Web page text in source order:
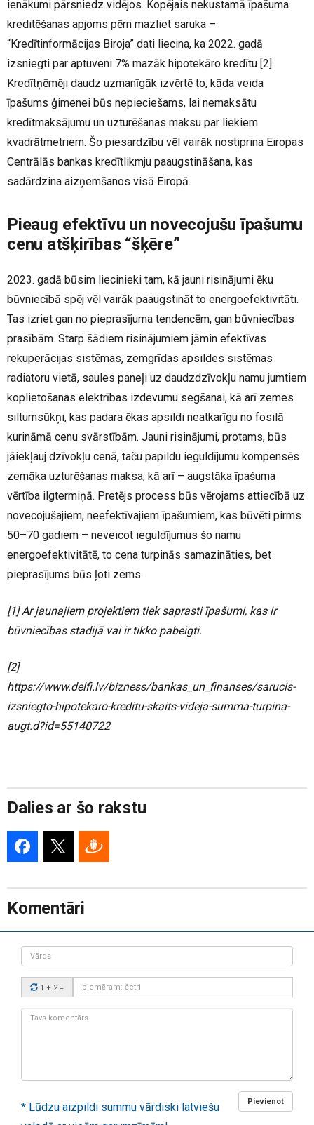
ienākumi pārsniedz vidējos. Kopējais nekustamā īpašuma
kreditēšanas apjoms pērn mazliet saruka –
“Kredītinformācijas Biroja” dati liecina, ka 2022. gadā
izsniegti par aptuveni 7% mazāk hipotekāro kredītu [2].
Kredītņēmēji daudz uzmanīgāk izvērtē to, kāda veida
īpašums ģimenei būs nepieciešams, lai nemaksātu
kredītmaksājumu un uzturēšanas maksu par liekiem
kvadrātmetriem. Šo piesardzību vēl vairāk nostiprina Eiropas
Centrālās bankas kredītlikmju paaugstināšana, kas
sadārdzina aizņemšanos visā Eiropā.
Pieaug efektīvu un novecojušu īpašumu
cenu atšķirības “šķēre”
2023. gadā būsim liecinieki tam, kā jauni risinājumi ēku
būvniecībā spēj vēl vairāk paaugstināt to energoefektivitāti.
Tas izriet gan no pieprasījuma tendencēm, gan būvniecības
prasībām. Starp šādiem risinājumiem jāmin efektīvas
rekuperācijas sistēmas, zemgrīdas apsildes sistēmas
radiatoru vietā, saules paneļi uz daudzdzīvokļu namu jumtiem
koplietošanas elektrības izdevumu segšanai, kā arī zemes
siltumsūkņi, kas padara ēkas apsildi neatkarīgu no fosilā
kurināmā cenu svārstībām. Jauni risinājumi, protams, būs
jāiekļauj dzīvokļu cenā, taču papildu ieguldījumu kompensēs
zemāka uzturēšanas maksa, kā arī – augstāka īpašuma
vērtība ilgtermiņā. Pretējs process būs vērojams attiecībā uz
novecojušajiem, neefektīvajiem īpašumiem, kas būvēti pirms
50–70 gadiem – neveicot ieguldījumus šo namu
energoefektivitātē, to cena turpinās samazināties, bet
pieprasījums būs ļoti zems.
[1]Ar jaunajiem projektiem tiek saprasti īpašumi, kas ir
būvniecības stadijā vai ir tikko pabeigti.
[2]
https://www.delfi.lv/bizness/bankas_un_finanses/sarucis-
izsniegto-hipotekaro-kreditu-skaits-videja-summa-turpina-
augt.d?id=55140722
Dalies ar šo rakstu
Komentāri
Vārds
Drošības
kods:
1 + 2=
Tavs
Pievienot
* Lūdzu aizpildi summu vārdiski latviešu